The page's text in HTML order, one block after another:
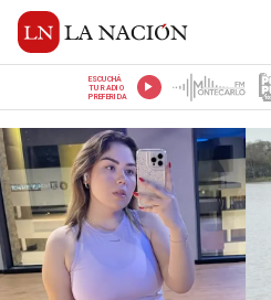
ESCUCHÁ
TU RADIO
PREFERIDA